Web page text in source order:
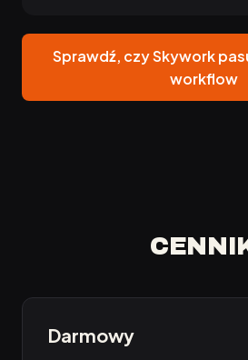
Sprawdź, czy Skywork
workflow
Darmowy